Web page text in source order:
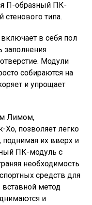
П-образный ПК-
типа.
в себя пол
заполнения
Модули
собираются на
и упрощает
Лимом,
Хо, позволяет легко
их вверх и
ПК-модуль с
необходимость
средств для
вставной метод
и